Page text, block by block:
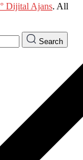
Dijital Ajans. All
Search